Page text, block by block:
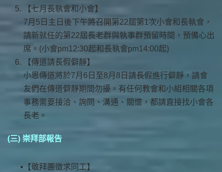
【七月長執會和小會】
7月5日主日後下午將召開第22屆第1次小會和長執會，
請新就任的第22屆長老群與執事群預留時間，預備心出
席。(小會pm12:30起和長執會pm14:00起)
【傳道請長假僻靜】
小恩傳道將於7月6日至8月8日請長假進行僻靜，請會
友們在傳道僻靜期間勿擾。有任何教會和小組相關各項
事務需要接洽、詢問、溝通、關懷，都請直接找小會各
長老。
(三) 崇拜部報告
【敬拜團徵求同工】